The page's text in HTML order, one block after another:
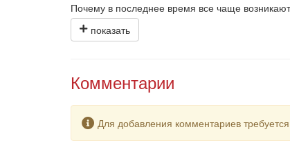
Почему в последнее время все чаще
Уникальный, великолепно иллюстрированный
прослеживаются многолетние изменения
Комментарии
Предупреждение
Для добавления комментариев требуется